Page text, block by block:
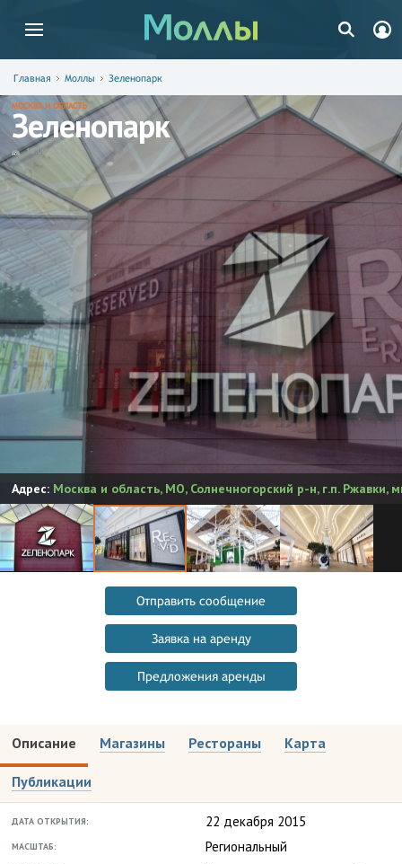
Главная Моллы Зеленопарк
МОСКВА И ОБЛАСТЬ
Зеленопарк
10:00 -
Адрес: Москва и область, МО, Солнечногорский р-н, г.п. Ржавки,
Отправить сообщение
Заявка на аренду
Предложения аренды
Описание Магазины Рестораны Карта
Публикации
ДАТА ОТКРЫТИЯ: 22 декабря 2015
МАСШТАБ: Региональный